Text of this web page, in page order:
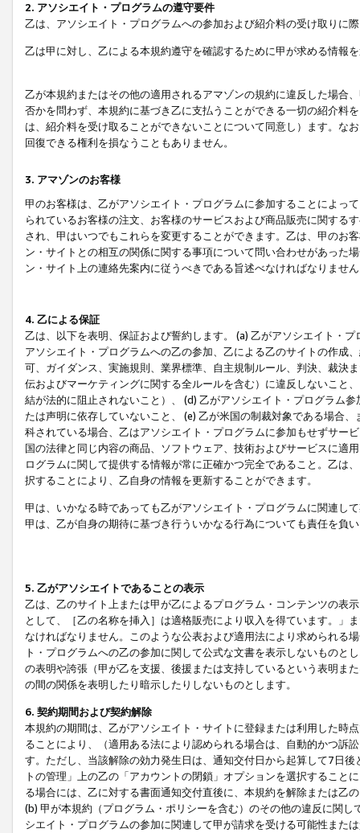
2. アソシエイト・プログラムの遵守要件
乙は、アソシエイト・プログラムへの参加および紹介料の受け取りに
乙は甲に対し、乙による本規約遵守を確認するために甲が求める情報
乙が本規約またはその他の適用されるアマゾンの規約に違反した場合
否かを問わず、本規約に基づき乙に支払うことができる一切の紹介料
は、紹介料を受け取ることができないことについて同意し）ます。な
回復できる権利を損なうこともありません。
3. アマゾンのお客様
甲のお客様は、乙がアソシエイト・プログラムに参加することによっ
られているお客様の注文、お客様のサービスおよび商品販売に関する
され、甲はいつでもこれらを変更することができます。乙は、甲のお
ン・サイトとの相互の関係に関する事項について問い合わせがあった
ン・サイト上の連絡先案内に従うべきである旨述べなければなりませ
4. 乙による保証
乙は、以下を表明、保証および誓約します。 (a) 乙がアソシエイト・
アソシエイト・プログラムへの乙の参加、乙による乙のサイトの作成
可、ガイダンス、実施規則、業界標準、自主規制ルール、判決、裁決
伝およびマーケティングに関する全ルールを含む）に違反しないこと
結が法的に阻止されないこと）、 (d) 乙がアソシエイト・プログラム
たは声明に依存していないこと、 (e) 乙が米国の制裁対象である場合
科されている場合、乙はアソシエイト・プログラムに参加もせずサー
国の法律と同じ内容の商品、ソフトウェア、技術およびサービスに適
ログラムに関して提供する情報が常に正確かつ完全であること。乙は
択することにより、乙自身の情報を更新することができます。
甲は、いかなる時であっても乙がアソシエイト・プログラムに関連し
甲は、乙が自身の期待に基づき行ういかなる行為についても責任を負
5. 乙がアソシエイトであることの表示
乙は、乙のサイト上または甲が乙によるプログラム・コンテンツの表
として、［乙の名称を挿入］は適格販売により収入を得ています。」
なければなりません。このような公表および適用法により求められる
ト・プログラムへの乙の参加に関して公式な文書を表示しないもの
の表明や誇張（甲が乙を支援、後援または支持しているという表明ま
の間の関係を表明したり暗示したりしないものとします。
6. 契約期間および契約解除
本規約の期間は、乙がアソシエイト・サイトに登録または利用した時
ることにより、（適用ある法により認められる場合は、自動的かつ訴
す。ただし、当該解除の効力発生日は、通知交付日から起算して7日
トの管理」上の乙の「アカウントの閉鎖」オプションを選択するこ
る場合には、乙に対する書面通知交付直後に、本規約を解除または乙
(b) 甲が本規約（プログラム・ポリシーを含む）のその他の違反に関
シエイト・プログラムの参加に関連して甲が請求を受ける可能性また